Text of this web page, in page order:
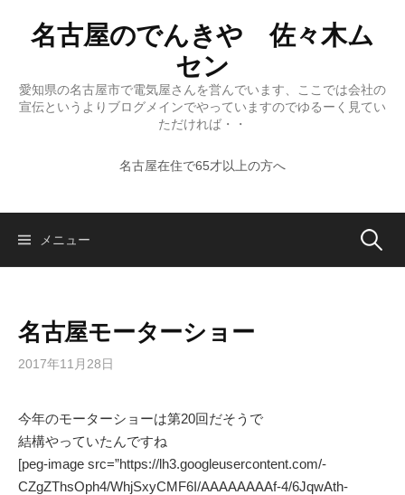
プ
名古屋のでんきや 佐々木ム
セン
愛知県の名古屋市で電気屋さんを営んでいます、ここでは会社の
宣伝というよりブログメインでやっていますのでゆるーく見てい
ただければ・・
名古屋在住で65才以上の方へ
メニュー 検
名古屋モーターショー
2017年11月28日
今年のモーターショーは第20回だそうで
結構やっていたんですね
[peg-image src=”https://lh3.googleusercontent.com/-
CZgZThsOph4/WhjSxyCMF6I/AAAAAAAAf-4/6JqwAth-